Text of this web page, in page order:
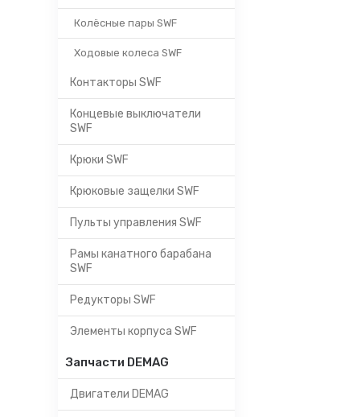
Колёсные пары SWF
Ходовые колеса SWF
Контакторы SWF
Концевые выключатели
SWF
Крюки SWF
Крюковые защелки SWF
Пульты управления SWF
Рамы канатного барабана
SWF
Редукторы SWF
Элементы корпуса SWF
Запчасти DEMAG
Двигатели DEMAG